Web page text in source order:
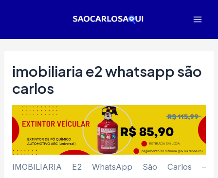
imobiliaria e2 whatsapp são
carlos
IMOBILIARIA E2 WhatsApp São Carlos –